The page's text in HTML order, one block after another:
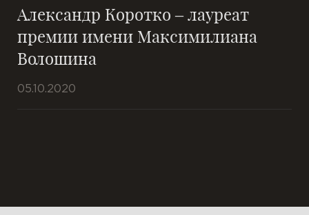
Александр Коротко – лауреат
премии имени Максимилиана
Волошина
05.10.2020